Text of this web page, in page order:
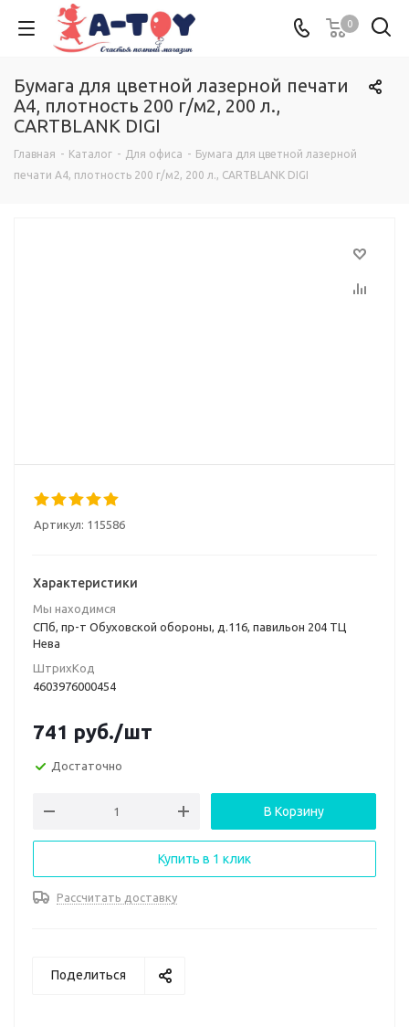
0
Бумага для цветной лазерной печати
А4, плотность 200 г/м2, 200 л.,
CARTBLANK DIGI
Главная - Каталог - Для офиса - Бумага для цветной лазерной
печати А4, плотность 200 г/м2, 200 л., CARTBLANK DIGI
Артикул: 115586
Характеристики
Мы находимся
СПб, пр-т Обуховской обороны, д.116, павильон 204 ТЦ
Нева
ШтрихКод
4603976000454
741 руб./шт
Достаточно
В Корзину
Купить в 1 клик
Рассчитать доставку
Поделиться